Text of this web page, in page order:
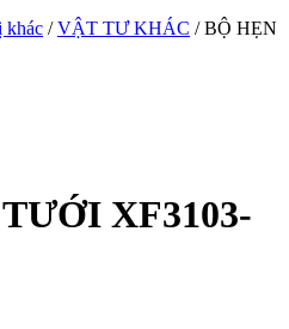
khác /VẬT TƯ KHÁC / BỘ HẸN
XF3103-